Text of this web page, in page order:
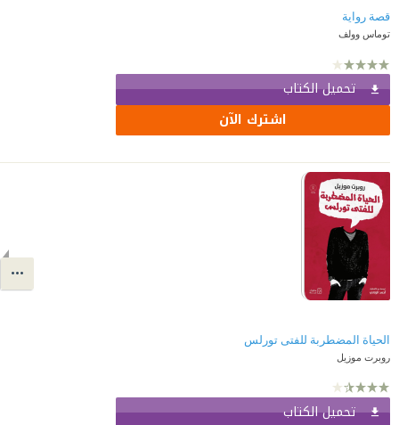
قصة رواية
توماس وولف
تحميل الكتاب
اشترك الآن
الحياة المضطربة للفتى تورلس
روبرت موزيل
تحميل الكتاب